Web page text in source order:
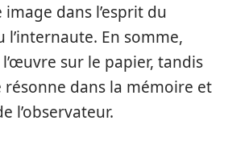
image dans l’esprit du
l’internaute. En somme,
l’œuvre sur le papier, tandis
résonne dans la mémoire et
l’observateur.